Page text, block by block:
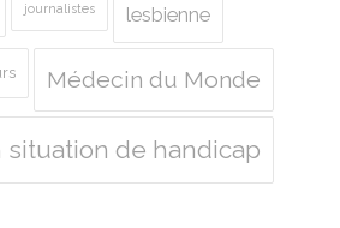
journalistes lesbienne
Médecin du Monde
de handicap